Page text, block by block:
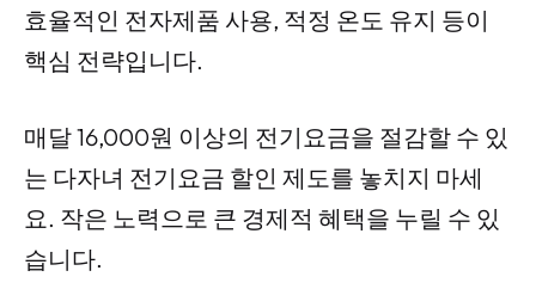
효율적인 전자제품 사용, 적정 온도 유지 등이
핵심 전략입니다.
매달 16,000원 이상의 전기요금을 절감할 수 있
는 다자녀 전기요금 할인 제도를 놓치지 마세
요. 작은 노력으로 큰 경제적 혜택을 누릴 수 있
습니다.